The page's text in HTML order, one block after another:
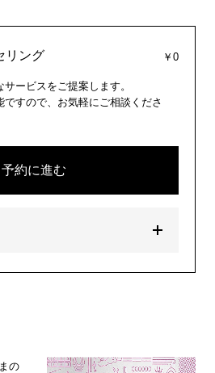
リング ￥0
ービスをご提案します。
すので、お気軽にご相談くださ
予約に進む
の